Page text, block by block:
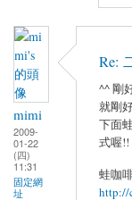
mimi
2009-
01-22
(四)
11:31
固定網
址
Re:
^^ 剛
就剛
下面
式喔!!
蛙咖
http://